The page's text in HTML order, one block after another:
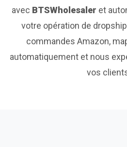
avec BTSWholesaler et
votre opération de
commandes Amazon,
automatiquement et nous
vos